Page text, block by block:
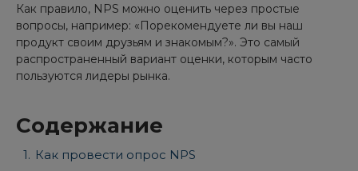
Как правило, NPS можно оценить через простые
вопросы, например: «Порекомендуете ли вы наш
продукт своим друзьям и знакомым?». Это самый
распространенный вариант оценки, которым часто
пользуются лидеры рынка.
Содержание
Как провести опрос NPS